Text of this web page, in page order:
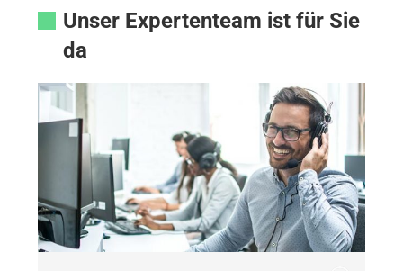
Unser Expertenteam ist für Sie
da